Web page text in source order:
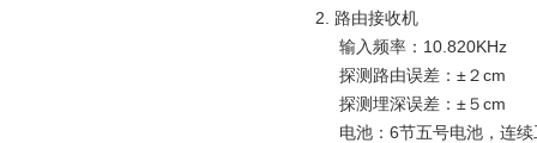
2. 路由接收机
输入频率：10.820KHz
探测路由误差：±２cm
探测埋深误差：±５cm
电池：6节五号电池，连续